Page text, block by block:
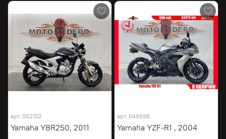
арт. 052102
Yamaha YBR250, 2011
арт. 048688
Yamaha YZF-R1 , 2004